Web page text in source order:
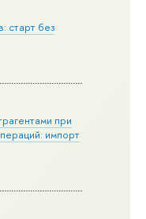
старт без
при
импорт